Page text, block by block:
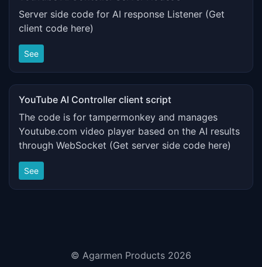
Server side code for AI response Listener (Get
client code here)
See
YouTube AI Controller client script
The code is for tampermonkey and manages
Youtube.com video player based on the AI results
through WebSocket (Get server side code here)
See
© Agarmen Products 2026